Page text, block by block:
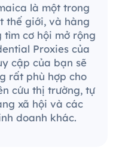
là một trong
thế giới, và hàng
cơ hội mở rộng
Proxies của
cập của bạn sẽ
rất phù hợp cho
cứu thị trường, tự
xã hội và các
doanh khác.